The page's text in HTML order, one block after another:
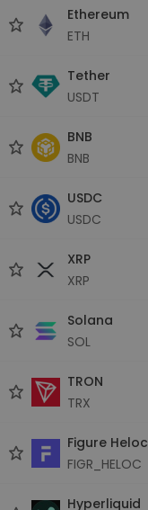
Ethereum
ETH
Tether
USDT
BNB
BNB
USDC
USDC
XRP
XRP
Solana
SOL
TRON
TRX
Figure Heloc
FIGR_HELOC
Hyperliquid